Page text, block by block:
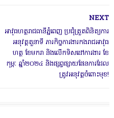
NEXT
អាវុធហត្ថរាជធានីភ្នំពេញ ប្រជុំត្រួតពិនិត្យការ
អនុវត្តតួនាទី ភារកិច្ចការងារកងរាជអាវុធ
ហត្ថ ខែមករា និងលើកទិសដៅការងារ ខែ
កុម្ភៈ ឆ្នាំ២០២៤ និងផ្សព្វផ្សាយផែនការដែល
ត្រូវអនុវត្តចំពោះមុខ!